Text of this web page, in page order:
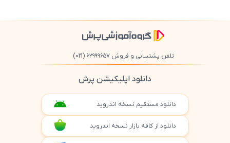
تلفن پشتیبانی و فروش ۶۲۹۹۹۶۵۷ (021)
دانلود اپلیکیشن پرش
دانلود مستقیم نسخه اندروید
دانلود از کافه بازار نسخه اندروید